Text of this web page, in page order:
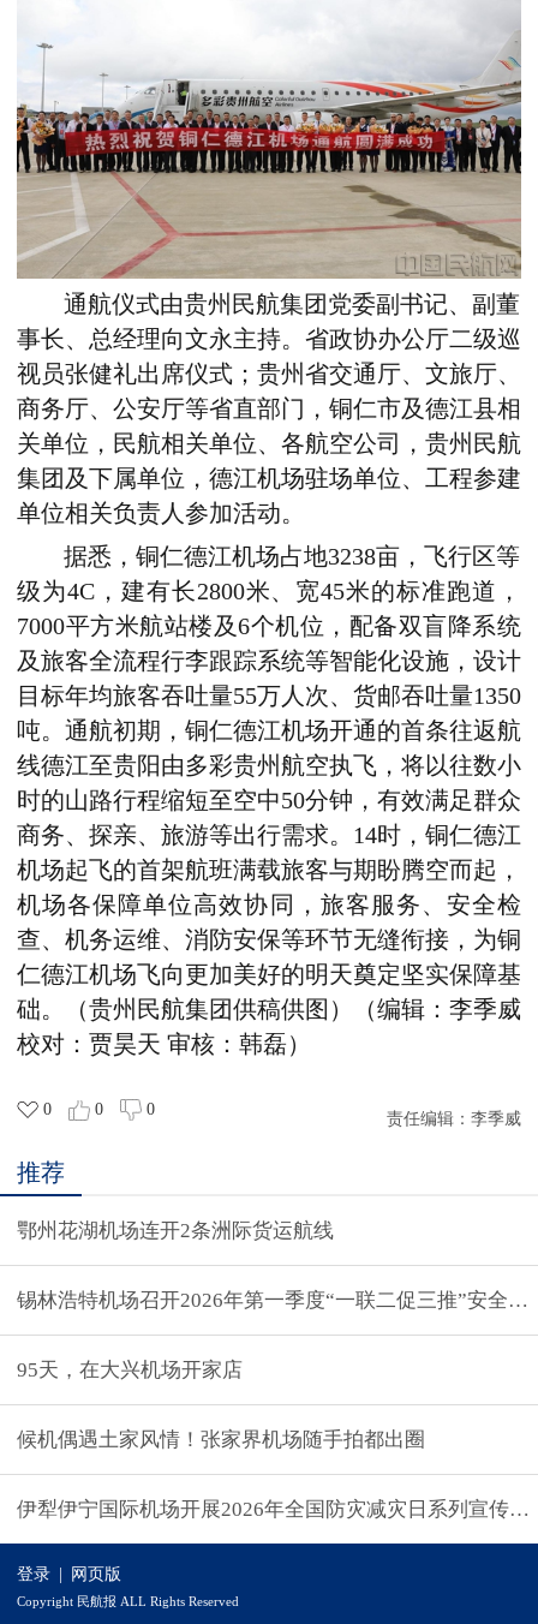
通航仪式由贵州民航集团党委副书记、副董
事长、总经理向文永主持。省政协办公厅二级巡
视员张健礼出席仪式； 贵州省交通厅、文旅厅、
商务厅、公安厅等省直部门，铜仁市及德江县相
关单位，民航相关单位、各航空公司，贵州民航
集团及下属单位，德江机场驻场单位、工程参建
单位相关负责人参加活动。
据悉，铜仁德江机场占地3238亩，飞行区等
级为4C，建有长2800米、宽45米的标准跑道，
7000平方米航站楼及6个机位，配备双盲降系统
及旅客全流程行李跟踪系统等智能化设施，设计
目标年均旅客吞吐量55万人次、货邮吞吐量1350
吨。通航初期，铜仁德江机场开通的首条往返航
线德江至贵阳由多彩贵州航空执飞，将以往数小
时的山路行程缩短至空中50分钟，有效满足群众
商务、探亲、旅游等出行需求。14时 ，铜仁德江
机场起飞的首架航班满载旅客与期盼腾空而起，
机场各保障单位高效协同，旅客服务、安全检
查、机务运维、消防安保等环节无缝衔接，为铜
仁德江机场飞向更加美好的明天奠定坚实保障基
础。（贵州民航集团供稿供图）
（编辑：李季威
校对：贾昊天 审核：韩磊）
0 0 0
责任编辑： 李季威
推荐
鄂州花湖机场连开2条洲际货运航线
锡林浩特机场召开2026年第一季度“一联二促三推”安全作
95天，在大兴机场开家店
候机偶遇土家风情！张家界机场随手拍都出圈
伊犁伊宁国际机场开展2026年全国防灾减灾日系列宣传活
登录 网页版
Copyright 民航报 ALL Rights Reserved